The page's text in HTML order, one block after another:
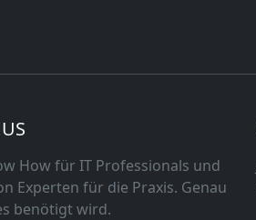
How für IT Professionals und
Experten für die Praxis. Genau
benötigt wird.